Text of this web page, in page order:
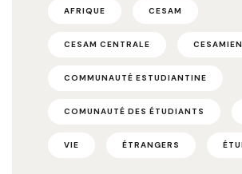
AFRIQUE CESAM
CESAM CENTRALE
COMMUNAUTÉ ESTUDIANTINE
COMUNAUTÉ DES ÉTUDIANTS
VIE ÉTRANGERS